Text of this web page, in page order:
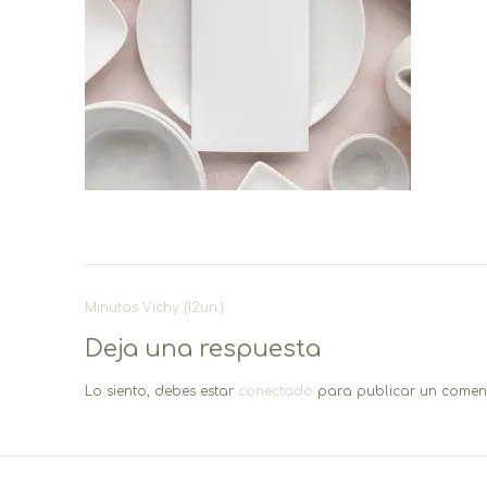
Navegación
entradas
Minutas Vichy (12un.)
Deja una respuesta
Lo siento, debes estar conectado para publicar un